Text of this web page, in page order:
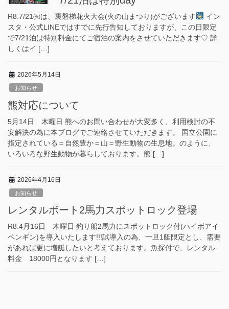
R8.7/21㈫は、裏磐梯花火大会(火の山まつり)がございます
イン
スタ・公式LINEではすでに先行告知しておりますが、この日限定
で7/21泊は特別料金にてご宿泊の案内をさせていただきます♡ 詳
しくはイ […]
2026年5月14日
お知らせ
熊対応について
5月14日 木曜日 熊へのお問い合わせが大変多く、利用検討の不
安解決の為に本ブログでご連絡させていただきます。 国立公園に
指定されている＝自然豊か＝山＝野生動物の生息地。のように、
いろいろな野生動物が暮らしております。熊 […]
2026年4月16日
お知らせ
レンタルボート2馬力スポットロック登場
R8.4月16日 木曜日 釣り船2馬力にスポットロック付(ハイボアイ
ペンギン)を導入いたします!!!試導入の為、一旦1艇限定とし、需要
があれば更に増艇したいと考えております。魚探付で、レンタル
料金 18000円となります […]